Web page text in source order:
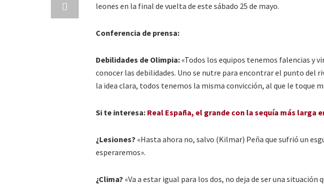
leones en la final de vuelta de este sábado 25 de mayo.
Conferencia de prensa:
Debilidades de Olimpia: «Todos los equipos tenemos falencias y
conocer las debilidades. Uno se nutre para encontrar el punto del
la idea clara, todos tenemos la misma convicción, al que le toque
Si te interesa: Real España, el grande con la sequía más larga
¿Lesiones? «Hasta ahora no, salvo (Kilmar) Peña que sufrió un
esperaremos».
¿Clima? «Va a estar igual para los dos, no deja de ser una situación